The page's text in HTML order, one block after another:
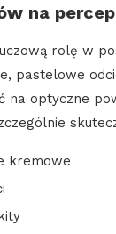
na
rolę w
pastelowe
na optyczne
kremowe